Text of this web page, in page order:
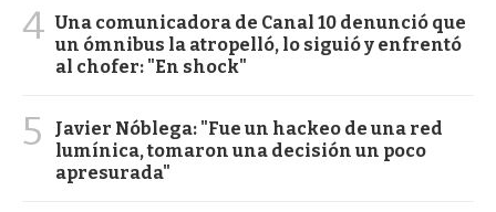
4 Una comunicadora de Canal 10 denunció que
un ómnibus la atropelló, lo siguió y enfrentó
al chofer: "En shock"
5
Javier Nóblega: "Fue un hackeo de una red
lumínica, tomaron una decisión un poco
apresurada"